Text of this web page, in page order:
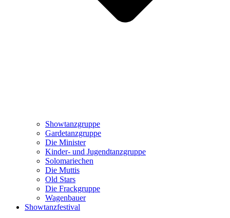
Showtanzgruppe
Gardetanzgruppe
Die Minister
Kinder- und Jugendtanzgruppe
Solomariechen
Die Muttis
Old Stars
Die Frackgruppe
Wagenbauer
Showtanzfestival